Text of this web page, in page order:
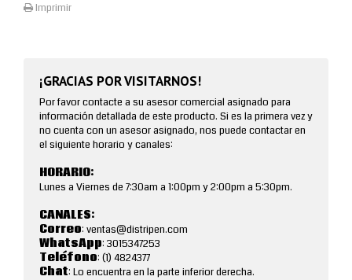
Imprimir
¡GRACIAS POR VISITARNOS!
Por favor contacte a su asesor comercial asignado para
información detallada de este producto. Si es la primera vez y
no cuenta con un asesor asignado, nos puede contactar en
el siguiente horario y canales:
HORARIO:
Lunes a Viernes de 7:30am a 1:00pm y 2:00pm a 5:30pm.
CANALES:
Correo: ventas@distripen.com
WhatsApp: 3015347253
Teléfono: (1) 4824377
Chat: Lo encuentra en la parte inferior derecha.